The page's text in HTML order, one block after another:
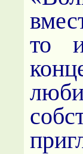
то